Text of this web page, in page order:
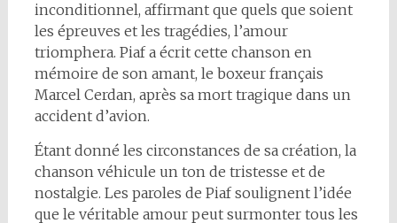
inconditionnel, affirmant que quels que soient
les épreuves et les tragédies, l’amour
triomphera. Piaf a écrit cette chanson en
mémoire de son amant, le boxeur français
Marcel Cerdan, après sa mort tragique dans un
accident d’avion.
Étant donné les circonstances de sa création, la
chanson véhicule un ton de tristesse et de
nostalgie. Les paroles de Piaf soulignent l’idée
que le véritable amour peut surmonter tous les